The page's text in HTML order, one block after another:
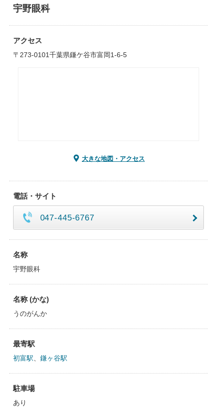
宇野眼科
アクセス
〒273-0101千葉県鎌ケ谷市富岡1-6-5
大きな地図・アクセス
電話・サイト
047-445-6767
名称
宇野眼科
名称 (かな)
うのがんか
最寄駅
初富駅 鎌ヶ谷駅
駐車場
あり